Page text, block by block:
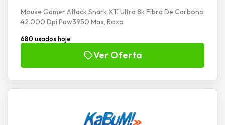
Mouse Gamer Attack Shark X11 Ultra 8k Fibra De Carbono
42.000 Dpi Paw3950 Max, Roxo
680 usados hoje
Ver Oferta